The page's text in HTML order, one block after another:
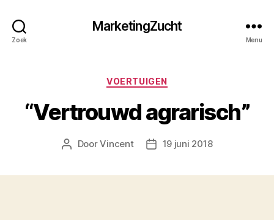
Zoek
MarketingZucht
Menu
Categorieën
VOERTUIGEN
“Vertrouwd agrarisch”
Berichtauteur
DoorVincent Berichtdatum
19 juni 2018